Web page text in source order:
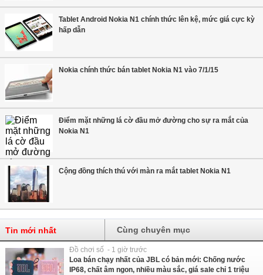
Tablet Android Nokia N1 chính thức lên kệ, mức giá cực kỳ
hấp dẫn
Nokia chính thức bán tablet Nokia N1 vào 7/1/15
Điểm mặt những lá cờ đầu mở đường cho sự ra mắt của
Nokia N1
Cộng đồng thích thú với màn ra mắt tablet Nokia N1
Tin mới nhất Cùng chuyên mục
Đồ chơi số - 1 giờ trước
Loa bán chạy nhất của JBL có bản mới: Chống nước
IP68, chất âm ngon, nhiều màu sắc, giá sale chỉ 1 triệu